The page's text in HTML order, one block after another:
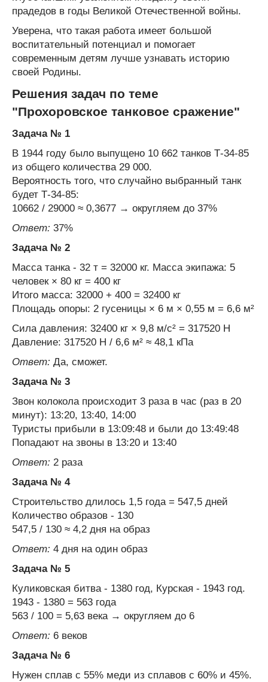
прадедов в годы Великой Отечественной войны.
Уверена, что такая работа имеет большой
воспитательный потенциал и помогает
современным детям лучше узнавать историю
своей Родины.
Решения задач по теме
"Прохоровское танковое сражение"
Задача № 1
В 1944 году было выпущено 10 662 танков Т-34-85
из общего количества 29 000.
Вероятность того, что случайно выбранный танк
будет Т-34-85:
10662 / 29000 ≈ 0,3677 → округляем до 37%
Ответ: 37%
Задача № 2
Масса танка - 32 т = 32000 кг. Масса экипажа: 5
человек × 80 кг = 400 кг
Итого масса: 32000 + 400 = 32400 кг
Площадь опоры: 2 гусеницы × 6 м × 0,55 м = 6,6 м²
Сила давления: 32400 кг × 9,8 м/с² = 317520 Н
Давление: 317520 Н / 6,6 м² ≈ 48,1 кПа
Ответ: Да, сможет.
Задача № 3
Звон колокола происходит 3 раза в час (раз в 20
минут): 13:20, 13:40, 14:00
Туристы прибыли в 13:09:48 и были до 13:49:48
Попадают на звоны в 13:20 и 13:40
Ответ: 2 раза
Задача № 4
Строительство длилось 1,5 года = 547,5 дней
Количество образов - 130
547,5 / 130 ≈ 4,2 дня на образ
Ответ: 4 дня на один образ
Задача № 5
Куликовская битва - 1380 год, Курская - 1943 год.
1943 - 1380 = 563 года
563 / 100 = 5,63 века → округляем до 6
Ответ: 6 веков
Задача № 6
Нужен сплав с 55% меди из сплавов с 60% и 45%.